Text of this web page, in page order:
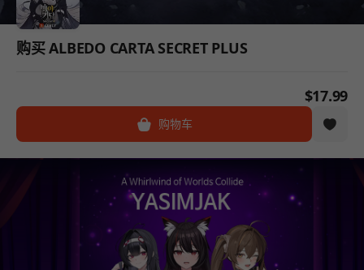
购买 ALBEDO CARTA SECRET PLUS
$17.99
购物车